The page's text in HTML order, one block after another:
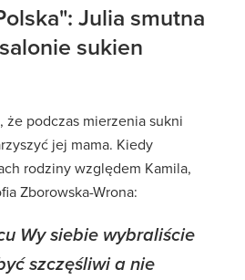
Julia smutna
sukien
że podczas mierzenia sukni
jej mama. Kiedy
rodziny względem Kamila,
Zborowska-Wrona:
Wy siebie wybraliście
szczęśliwi a nie